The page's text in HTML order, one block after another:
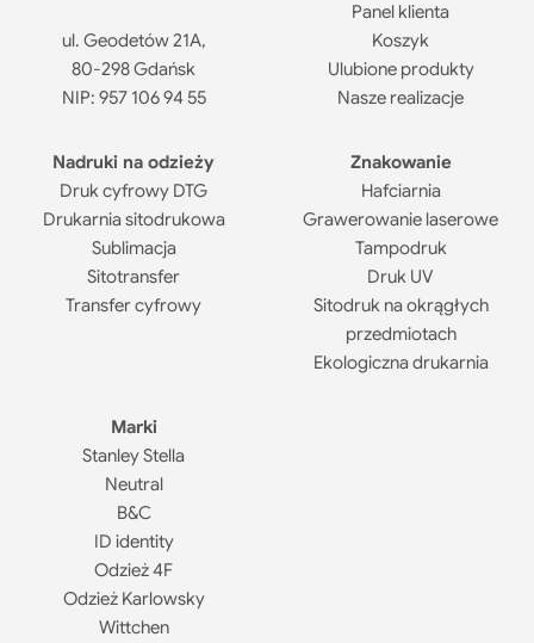
ul. Geodetów 21A,
80-298 Gdańsk
NIP: 957 106 94 55
Panel klienta
Koszyk
Ulubione produkty
Nasze realizacje
Nadruki na odzieży
Druk cyfrowy DTG
Drukarnia sitodrukowa
Sublimacja
Sitotransfer
Transfer cyfrowy
Znakowanie
Hafciarnia
Grawerowanie laserowe
Tampodruk
Druk UV
Sitodruk na okrągłych
przedmiotach
Ekologiczna drukarnia
Marki
Stanley Stella
Neutral
B&C
ID identity
Odzież 4F
Odzież Karlowsky
Wittchen